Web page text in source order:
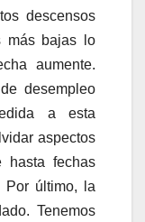
descensos
más bajas lo
aumente.
desempleo
a esta
aspectos
fechas
Por último, la
Tenemos